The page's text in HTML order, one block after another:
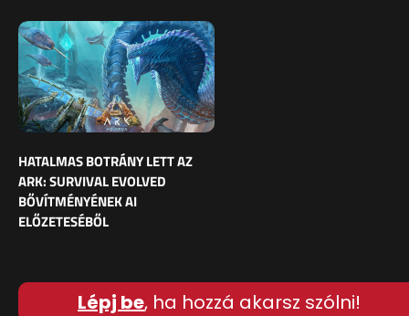
HATALMAS BOTRÁNY LETT AZ
ARK: SURVIVAL EVOLVED
BŐVÍTMÉNYÉNEK AI
ELŐZETESÉBŐL
Lépj be, ha hozzá akarsz szólni!